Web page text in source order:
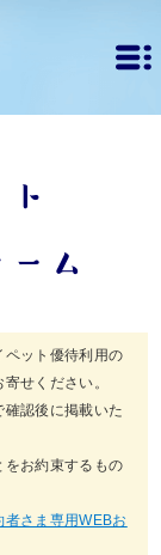
ム
ペット優待利用の
せください。
確認後に掲載いた
をお約束するもの
者さま専用WEBお